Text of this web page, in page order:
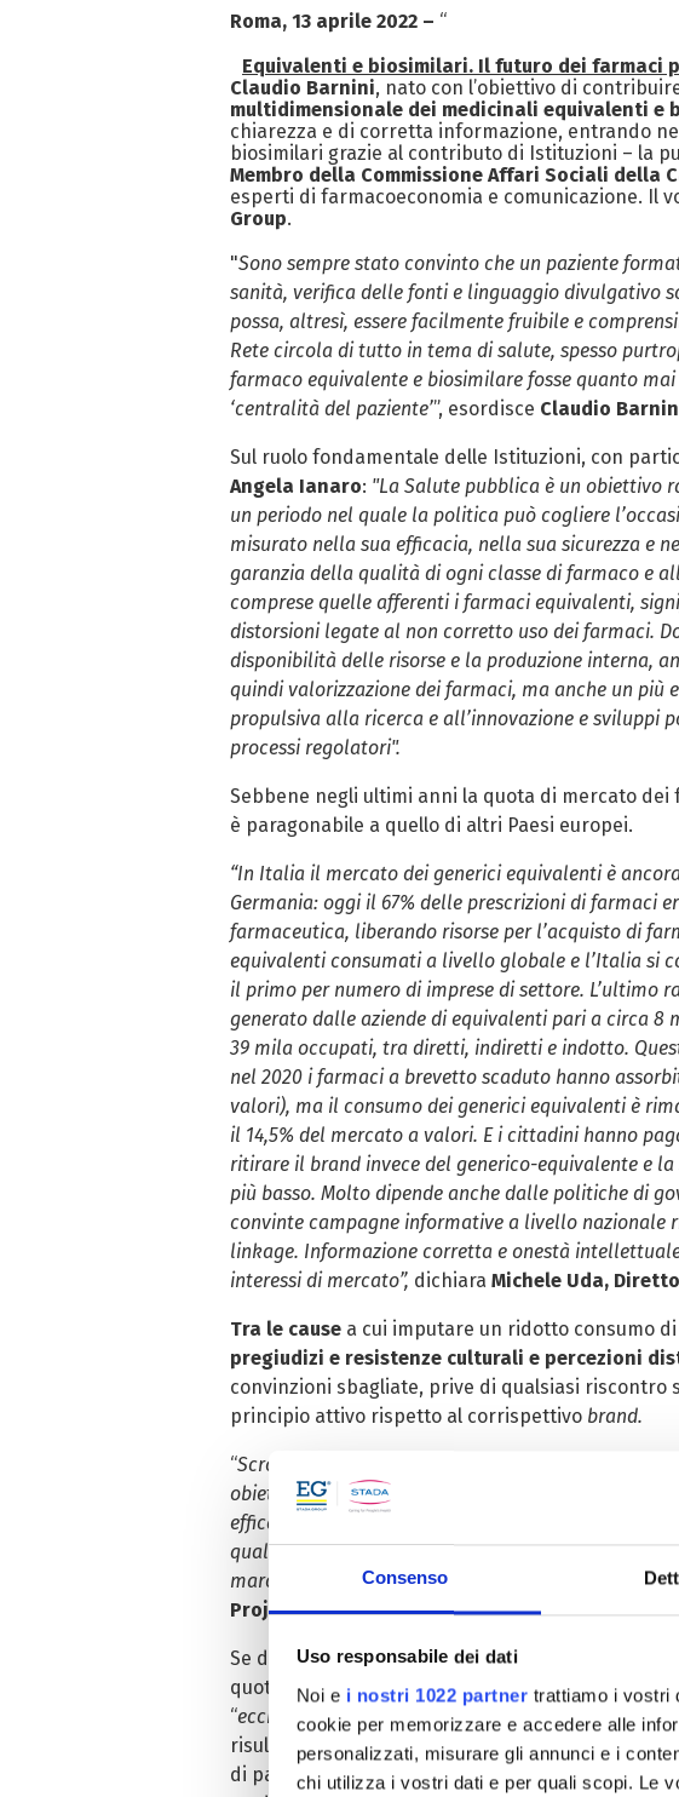
Consenso
Uso responsabile dei dati
Noi e i nostri 1022 partner trattiamo i vostri
cookie per memorizzare e accedere alle
personalizzati, misurare gli annunci e i
chi utilizza i vostri dati e per quali scopi. Le
Roma, 13 aprile 2022 – “
Equivalenti e biosimilari. Il futuro dei farmaci
Claudio Barnini, nato con l’obiettivo di
multidimensionale dei medicinali equivalenti e
chiarezza e di corretta informazione, entrando
biosimilari grazie al contributo di Istituzioni – la
Membro della Commissione Affari Sociali della
esperti di farmacoeconomia e comunicazione. Il
Group.
"Sono sempre stato convinto che un paziente
sanità, verifica delle fonti e linguaggio divulgativo
possa, altresì, essere facilmente fruibile e
Rete circola di tutto in tema di salute, spesso
farmaco equivalente e biosimilare fosse quanto
‘centralità del paziente’”, esordisce Claudio
Sul ruolo fondamentale delle Istituzioni, con
Angela Ianaro: "La Salute pubblica è un obiettivo
un periodo nel quale la politica può cogliere
misurato nella sua efficacia, nella sua sicurezza e
garanzia della qualità di ogni classe di farmaco e
comprese quelle afferenti i farmaci equivalenti,
distorsioni legate al non corretto uso dei farmaci.
disponibilità delle risorse e la produzione interna,
quindi valorizzazione dei farmaci, ma anche un più
propulsiva alla ricerca e all’innovazione e sviluppi
processi regolatori".
Sebbene negli ultimi anni la quota di mercato
è paragonabile a quello di altri Paesi europei.
“In Italia il mercato dei generici equivalenti è
Germania: oggi il 67% delle prescrizioni di farmaci
farmaceutica, liberando risorse per l’acquisto di
equivalenti consumati a livello globale e l’Italia si
il primo per numero di imprese di settore. L’ultimo
generato dalle aziende di equivalenti pari a circa
39 mila occupati, tra diretti, indiretti e indotto.
nel 2020 i farmaci a brevetto scaduto hanno
valori), ma il consumo dei generici equivalenti è
il 14,5% del mercato a valori. E i cittadini hanno
ritirare il brand invece del generico-equivalente e
più basso. Molto dipende anche dalle politiche di
convinte campagne informative a livello
linkage. Informazione corretta e onestà
interessi di mercato”, dichiara Michele Uda,
Tra le cause a cui imputare un ridotto consumo
pregiudizi e resistenze culturali e percezioni
convinzioni sbagliate, prive di qualsiasi riscontro
principio attivo rispetto al corrispettivo brand.
“Scrolliamoci di dosso definitivamente la
obiettivo della campagna #IoEquivalgo portata
efficacia e qualità che invece offrono, al pari di un
qualitativo degli equivalenti, ricordiamoci anche
marca, dato che le Norme di Buona Fabbricazione
Project Manager di Cittadinanzattiva.
Se da una parte, dopo oltre 25 anni di presenza
quotidiana dei cittadini, dall’altra, c’è da
“eccipienti”, e “ principio attivo”, siano spesso
risultati emersi da un’ analisi semiotica condotta
di pazienti, Medici di Medicina Generale e